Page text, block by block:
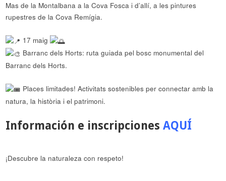
Mas de la Montalbana a la Cova Fosca i d’allí, a les pintures
rupestres de la Cova Remígia.
17 maig
Barranc dels Horts: ruta guiada pel bosc monumental del
Barranc dels Horts.
Places limitades! Activitats sostenibles per connectar amb la
natura, la història i el patrimoni.
Información e inscripcionesAQUÍ
¡Descubre la naturaleza con respeto!